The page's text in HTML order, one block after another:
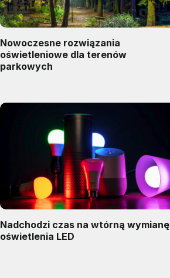
Nowoczesne rozwiązania
oświetleniowe dla terenów
parkowych
Nadchodzi czas na wtórną wymianę
oświetlenia LED